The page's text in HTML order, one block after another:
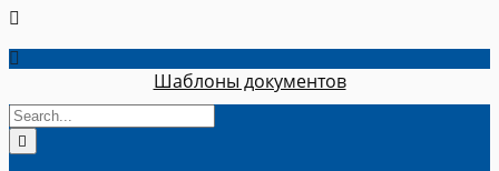
Шаблоны документов